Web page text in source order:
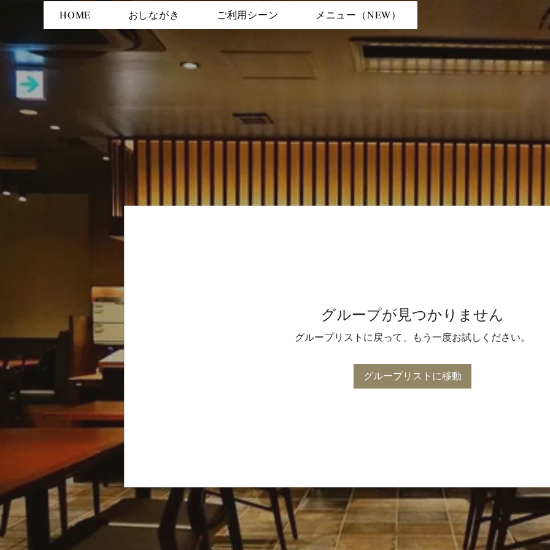
HOME おしながき ご利用シーン メニュー（NEW）
グループが見つかりません
グループリストに戻って、もう一度お試しください。
グループリストに移動